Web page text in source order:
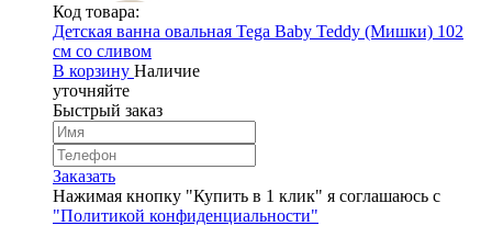
Код товара:
Детская ванна овальная Tega Baby Teddy (Мишки) 102
см со сливом
В корзину Наличие
уточняйте
Быстрый заказ
Заказать
Нажимая кнопку "Купить в 1 клик" я соглашаюсь с
"Политикой конфиденциальности"